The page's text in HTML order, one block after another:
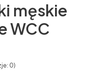
męskie
WCC
0)